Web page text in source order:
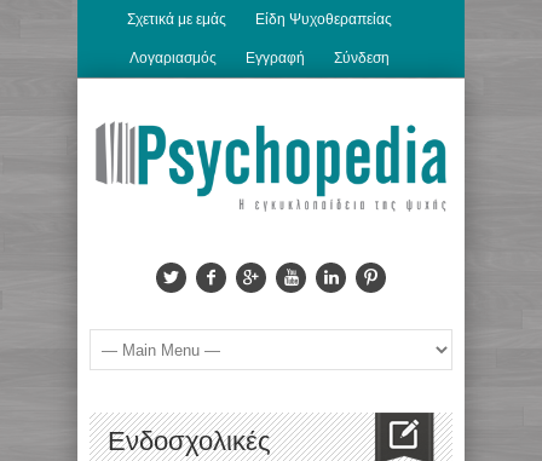
Σχετικά με εμάς Είδη Ψυχοθεραπείας
Λογαριασμός Εγγραφή Σύνδεση
Ενδοσχολικές